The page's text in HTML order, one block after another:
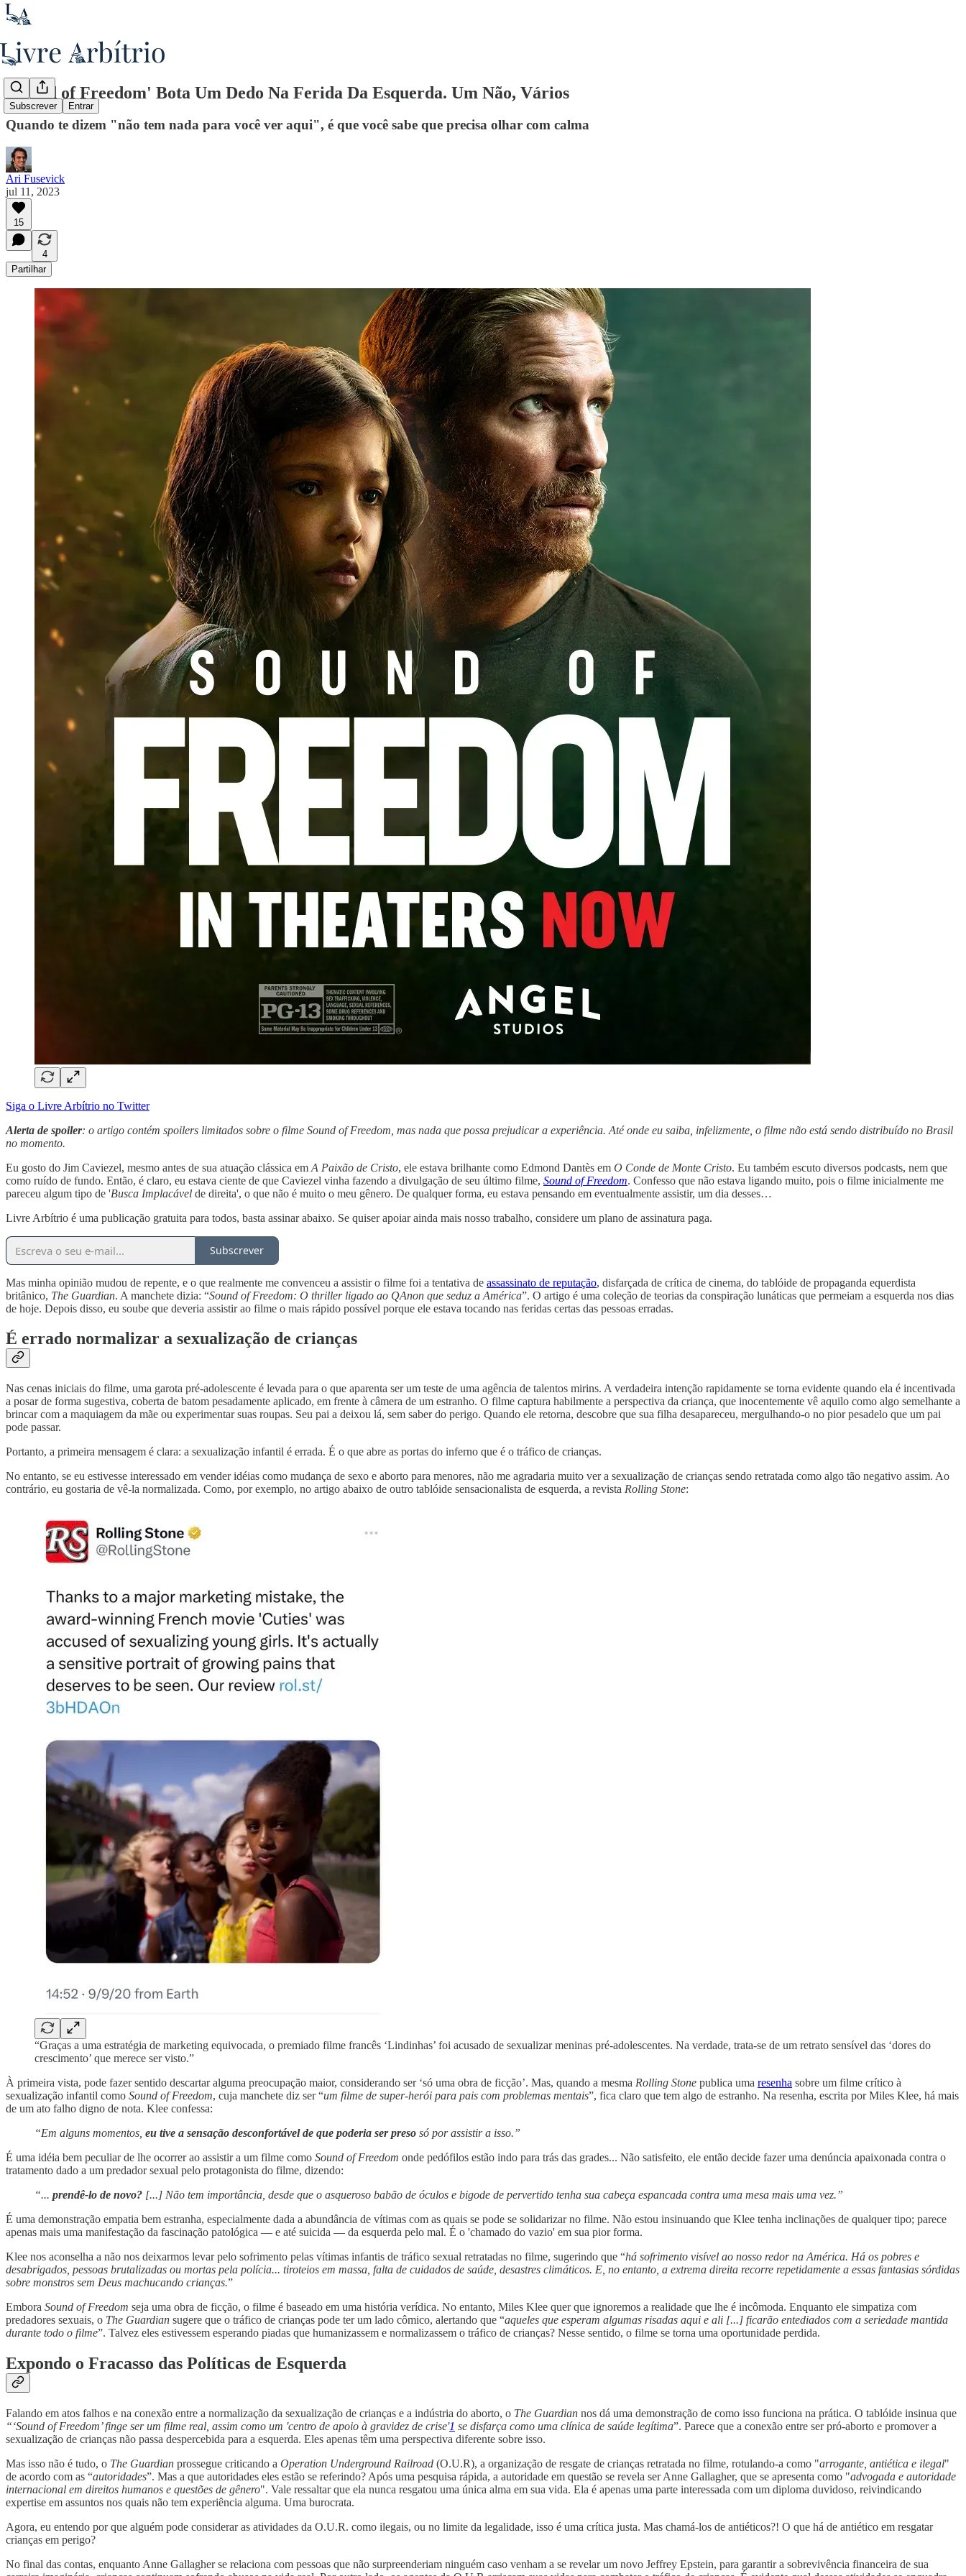
Subscrever Entrar
'Sound of Freedom' Bota Um Dedo Na Ferida Da Esquerda. Um Não, Vários
Quando te dizem "não tem nada para você ver aqui", é que você sabe que precisa olhar com calma
Ari Fusevick
jul 11, 2023
15
4
Partilhar
Siga o Livre Arbítrio no Twitter
Alerta de spoiler: o artigo contém spoilers limitados sobre o filme Sound of Freedom, mas nada que possa prejudicar a experiência. Até onde eu saiba, infelizmente, o filme não está sendo distribuído no Brasil
no momento.
Eu gosto do Jim Caviezel, mesmo antes de sua atuação clássica em A Paixão de Cristo, ele estava brilhante como Edmond Dantès em O Conde de Monte Cristo. Eu também escuto diversos podcasts, nem que
como ruído de fundo. Então, é claro, eu estava ciente de que Caviezel vinha fazendo a divulgação de seu último filme, Sound of Freedom. Confesso que não estava ligando muito, pois o filme inicialmente me
pareceu algum tipo de 'Busca Implacável de direita', o que não é muito o meu gênero. De qualquer forma, eu estava pensando em eventualmente assistir, um dia desses…
Livre Arbítrio é uma publicação gratuita para todos, basta assinar abaixo. Se quiser apoiar ainda mais nosso trabalho, considere um plano de assinatura paga.
Subscrever
Mas minha opinião mudou de repente, e o que realmente me convenceu a assistir o filme foi a tentativa de assassinato de reputação, disfarçada de crítica de cinema, do tablóide de propaganda equerdista
britânico, The Guardian. A manchete dizia: “Sound of Freedom: O thriller ligado ao QAnon que seduz a América”. O artigo é uma coleção de teorias da conspiração lunáticas que permeiam a esquerda nos dias
de hoje. Depois disso, eu soube que deveria assistir ao filme o mais rápido possível porque ele estava tocando nas feridas certas das pessoas erradas.
É errado normalizar a sexualização de crianças
Nas cenas iniciais do filme, uma garota pré-adolescente é levada para o que aparenta ser um teste de uma agência de talentos mirins. A verdadeira intenção rapidamente se torna evidente quando ela é incentivada
a posar de forma sugestiva, coberta de batom pesadamente aplicado, em frente à câmera de um estranho. O filme captura habilmente a perspectiva da criança, que inocentemente vê aquilo como algo semelhante a
brincar com a maquiagem da mãe ou experimentar suas roupas. Seu pai a deixou lá, sem saber do perigo. Quando ele retorna, descobre que sua filha desapareceu, mergulhando-o no pior pesadelo que um pai
pode passar.
Portanto, a primeira mensagem é clara: a sexualização infantil é errada. É o que abre as portas do inferno que é o tráfico de crianças.
No entanto, se eu estivesse interessado em vender idéias como mudança de sexo e aborto para menores, não me agradaria muito ver a sexualização de crianças sendo retratada como algo tão negativo assim. Ao
contrário, eu gostaria de vê-la normalizada. Como, por exemplo, no artigo abaixo de outro tablóide sensacionalista de esquerda, a revista Rolling Stone:
“Graças a uma estratégia de marketing equivocada, o premiado filme francês ‘Lindinhas’ foi acusado de sexualizar meninas pré-adolescentes. Na verdade, trata-se de um retrato sensível das ‘dores do
crescimento’ que merece ser visto.”
À primeira vista, pode fazer sentido descartar alguma preocupação maior, considerando ser ‘só uma obra de ficção’. Mas, quando a mesma Rolling Stone publica uma resenha sobre um filme crítico à
sexualização infantil como Sound of Freedom, cuja manchete diz ser “um filme de super-herói para pais com problemas mentais”, fica claro que tem algo de estranho. Na resenha, escrita por Miles Klee, há mais
de um ato falho digno de nota. Klee confessa:
“Em alguns momentos, eu tive a sensação desconfortável de que poderia ser preso só por assistir a isso.”
É uma idéia bem peculiar de lhe ocorrer ao assistir a um filme como Sound of Freedom onde pedófilos estão indo para trás das grades... Não satisfeito, ele então decide fazer uma denúncia apaixonada contra o
tratamento dado a um predador sexual pelo protagonista do filme, dizendo:
“... prendê-lo de novo? [...] Não tem importância, desde que o asqueroso babão de óculos e bigode de pervertido tenha sua cabeça espancada contra uma mesa mais uma vez.”
É uma demonstração empatia bem estranha, especialmente dada a abundância de vítimas com as quais se pode se solidarizar no filme. Não estou insinuando que Klee tenha inclinações de qualquer tipo; parece
apenas mais uma manifestação da fascinação patológica — e até suicida — da esquerda pelo mal. É o 'chamado do vazio' em sua pior forma.
Klee nos aconselha a não nos deixarmos levar pelo sofrimento pelas vítimas infantis de tráfico sexual retratadas no filme, sugerindo que “há sofrimento visível ao nosso redor na América. Há os pobres e
desabrigados, pessoas brutalizadas ou mortas pela polícia... tiroteios em massa, falta de cuidados de saúde, desastres climáticos. E, no entanto, a extrema direita recorre repetidamente a essas fantasias sórdidas
sobre monstros sem Deus machucando crianças.”
Embora Sound of Freedom seja uma obra de ficção, o filme é baseado em uma história verídica. No entanto, Miles Klee quer que ignoremos a realidade que lhe é incômoda. Enquanto ele simpatiza com
predadores sexuais, o The Guardian sugere que o tráfico de crianças pode ter um lado cômico, alertando que “aqueles que esperam algumas risadas aqui e ali [...] ficarão entediados com a seriedade mantida
durante todo o filme”. Talvez eles estivessem esperando piadas que humanizassem e normalizassem o tráfico de crianças? Nesse sentido, o filme se torna uma oportunidade perdida.
Expondo o Fracasso das Políticas de Esquerda
Falando em atos falhos e na conexão entre a normalização da sexualização de crianças e a indústria do aborto, o The Guardian nos dá uma demonstração de como isso funciona na prática. O tablóide insinua que
“‘Sound of Freedom’ finge ser um filme real, assim como um 'centro de apoio à gravidez de crise'1 se disfarça como uma clínica de saúde legítima”. Parece que a conexão entre ser pró-aborto e promover a
sexualização de crianças não passa despercebida para a esquerda. Eles apenas têm uma perspectiva diferente sobre isso.
Mas isso não é tudo, o The Guardian prossegue criticando a Operation Underground Railroad (O.U.R), a organização de resgate de crianças retratada no filme, rotulando-a como "arrogante, antiética e ilegal"
de acordo com as “autoridades”. Mas a que autoridades eles estão se referindo? Após uma pesquisa rápida, a autoridade em questão se revela ser Anne Gallagher, que se apresenta como "advogada e autoridade
internacional em direitos humanos e questões de gênero". Vale ressaltar que ela nunca resgatou uma única alma em sua vida. Ela é apenas uma parte interessada com um diploma duvidoso, reivindicando
expertise em assuntos nos quais não tem experiência alguma. Uma burocrata.
Agora, eu entendo por que alguém pode considerar as atividades da O.U.R. como ilegais, ou no limite da legalidade, isso é uma crítica justa. Mas chamá-los de antiéticos?! O que há de antiético em resgatar
crianças em perigo?
No final das contas, enquanto Anne Gallagher se relaciona com pessoas que não surpreenderiam ninguém caso venham a se revelar um novo Jeffrey Epstein, para garantir a sobrevivência financeira de sua